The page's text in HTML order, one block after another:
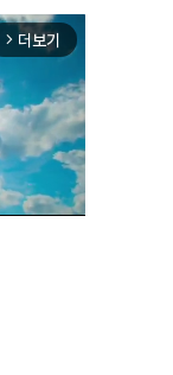
arrow_forward_ios 더보기